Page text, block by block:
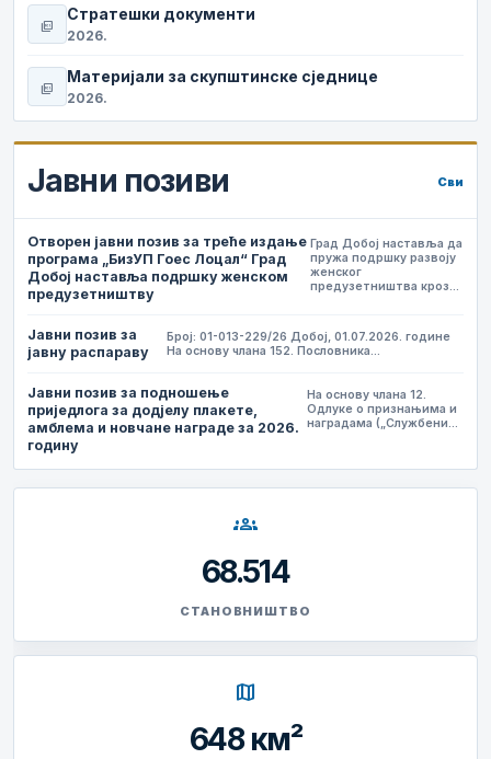
picture_as_pdf
Стратешки документи
2026.
picture_as_pdf
Материјали за скупштинске сједнице
2026.
Јавни позиви Сви
Отворен јавни позив за треће издање
програма „БизУП Гоес Лоцал“ Град
Добој наставља подршку женском
предузетништву
Град Добој наставља да
пружа подршку развоју
женског
предузетништва кроз…
Јавни позив за
јавну распараву
Број: 01-013-229/26 Добој, 01.07.2026. године
На основу члана 152. Пословника…
Јавни позив за подношење
приједлога за додјелу плакете,
амблема и новчане награде за 2026.
годину
На основу члана 12.
Одлуке о признањима и
наградама („Службени…
groups
68.514
СТАНОВНИШТВО
map
648 км²